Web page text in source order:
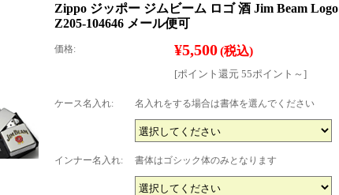
Zippo ジッポー ジムビーム ロゴ 酒 Jim Beam Logo
Z205-104646 メール便可
価格: ¥5,500(税込)
[ポイント還元 55ポイント～]
ケース名入れ: 名入れをする場合は書体を選んでください
インナー名入れ: 書体はゴシック体のみとなります